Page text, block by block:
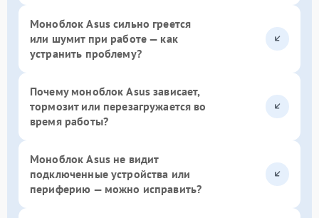
Моноблок Asus сильно греется
или шумит при работе — как
устранить проблему?
Почему моноблок Asus зависает,
тормозит или перезагружается во
время работы?
Моноблок Asus не видит
подключенные устройства или
периферию — можно исправить?